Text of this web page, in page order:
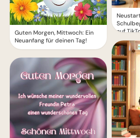
Guten Morgen, Mittwoch: Ein
Neuanfang für deinen Tag!
auf